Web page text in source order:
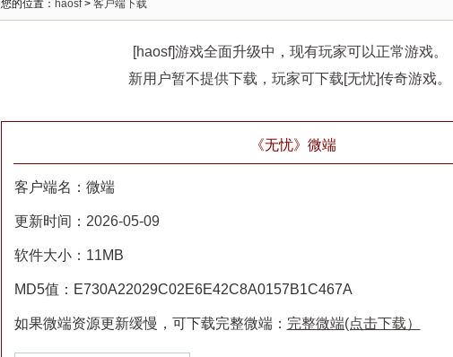
您的位置： haosf> 客户端下载
[haosf]游戏全面升级中，现有玩家可以正常游戏。
新用户暂不提供下载，玩家可下载[无忧]传奇游戏。
《无忧》微端
客户端名：微端
更新时间： 2026-05-09
软件大小： 11MB
MD5值：E730A22029C02E6E42C8A0157B1C467A
如果微端资源更新缓慢，可下载完整微端： 完整微端(点击下载）